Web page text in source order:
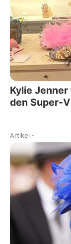
Kylie
den Super-
Artikel -